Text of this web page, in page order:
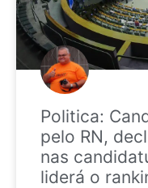
Politica:
pelo RN,
nas
liderá o